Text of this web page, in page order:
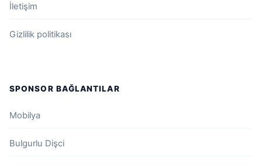
İletişim
Gizlilik politikası
SPONSOR BAĞLANTILAR
Mobilya
Bulgurlu Dişci